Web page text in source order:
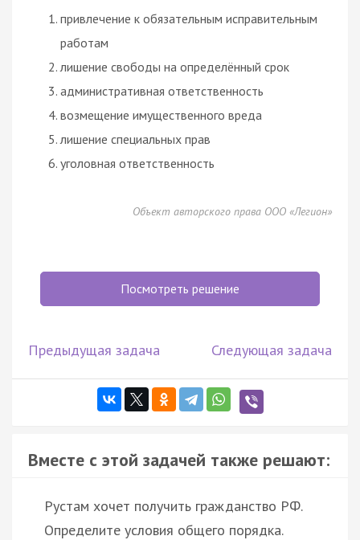
привлечение к обязательным исправительным
работам
лишение свободы на определённый срок
административная ответственность
возмещение имущественного вреда
лишение специальных прав
уголовная ответственность
Объект авторского права ООО «Легион»
Посмотреть решение
Предыдущая задача Следующая задача
Вместе с этой задачей также решают:
Рустам хочет получить гражданство РФ.
Определите условия общего порядка.